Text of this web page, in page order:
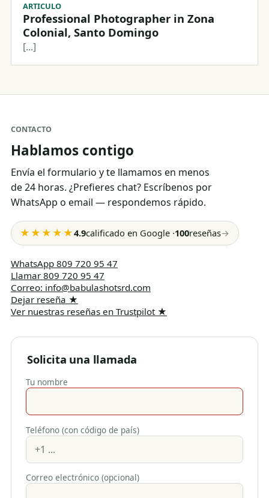
ARTICULO
Professional Photographer in Zona
Colonial, Santo Domingo
[...]
CONTACTO
Hablamos contigo
Envía el formulario y te llamamos en menos
de 24 horas. ¿Prefieres chat? Escríbenos por
WhatsApp o email — respondemos rápido.
★★★★★4.9calificado en Google ·100reseñas→
WhatsApp 809 720 95 47
Llamar 809 720 95 47
Correo: info@babulashotsrd.com
Dejar reseña ★
Ver nuestras reseñas en Trustpilot★
Solicita una llamada
Tu nombre
Teléfono (con código de país)
Correo electrónico (opcional)